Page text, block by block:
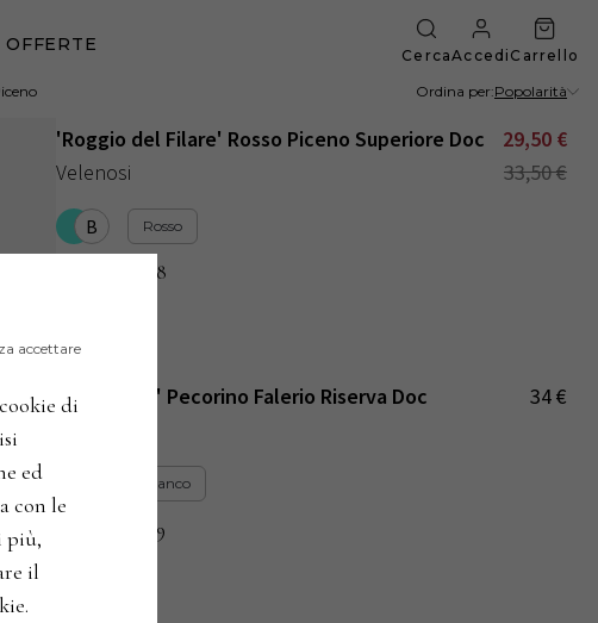
OFFERTE
CercaAccedi Carrello
Ordina per:Popolarità
'Roggio del Filare' Rosso Piceno Superiore Doc 29,50 €
Velenosi
33,50€
B Rosso
2018
'Aspralama' Pecorino Falerio Riserva Doc 34€
Bianco
2019
accettare
di
ed
con le
più,
il